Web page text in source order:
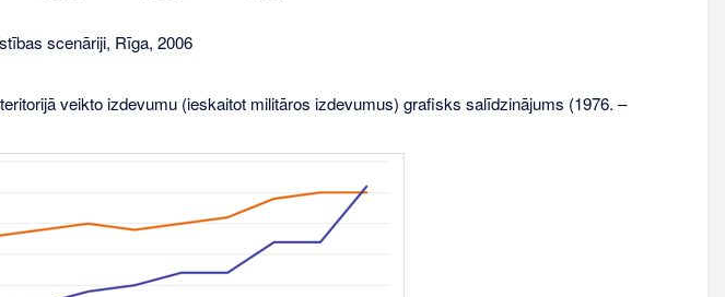
scenāriji, Rīga, 2006
veikto izdevumu (ieskaitot militāros izdevumus) grafisks salīdzinājums (1976. –